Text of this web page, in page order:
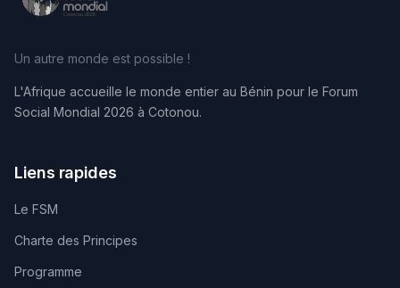
Un autre monde est possible !
L'Afrique accueille le monde entier au Bénin pour le Forum
Social Mondial 2026 à Cotonou.
Liens rapides
Le FSM
Charte des Principes
Programme